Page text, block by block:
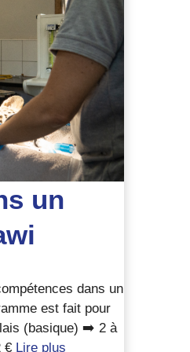
un
dans un
est fait pour
(basique) ➡️ 2 à
€ Lire plus